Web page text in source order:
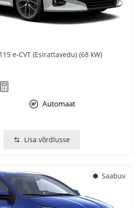
e-CVT (Esirattavedu) (68 kW)
Automaat
Lisa võrdlusse
Saabuv